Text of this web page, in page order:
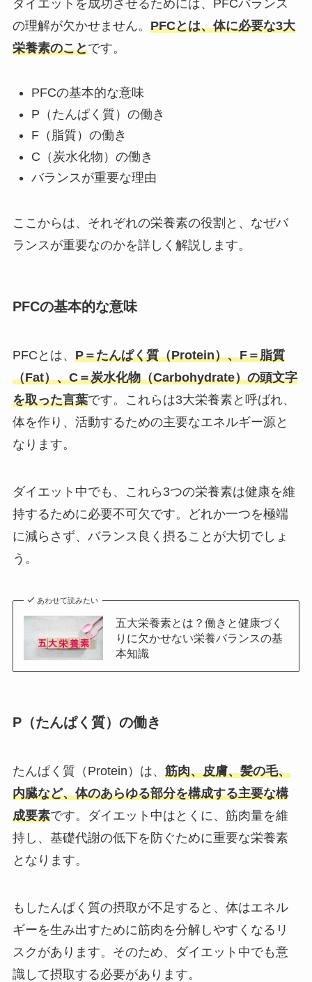
ダイエットを成功させるためには、PFCバランス
の理解が欠かせません。 PFCとは、体に必要な3大
栄養素のことです。
PFCの基本的な意味
P（たんぱく質）の働き
F（脂質）の働き
C（炭水化物）の働き
バランスが重要な理由
ここからは、それぞれの栄養素の役割と、なぜバ
ランスが重要なのかを詳しく解説します。
PFCの基本的な意味
PFCとは、 P＝たんぱく質（Protein）、F＝脂質
（Fat）、C＝炭水化物（Carbohydrate）の頭文字
を取った言葉です。これらは3大栄養素と呼ばれ、
体を作り、活動するための主要なエネルギー源と
なります。
ダイエット中でも、これら3つの栄養素は健康を維
持するために必要不可欠です。どれか一つを極端
に減らさず、バランス良く摂ることが大切でしょ
う。
あわせて読みたい
五大栄養素とは？働きと健康づく
りに欠かせない栄養バランスの基
本知識
P（たんぱく質）の働き
たんぱく質（Protein）は、 筋肉、皮膚、髪の毛、
内臓など、体のあらゆる部分を構成する主要な構
成要素です。ダイエット中はとくに、筋肉量を維
持し、基礎代謝の低下を防ぐために重要な栄養素
となります。
もしたんぱく質の摂取が不足すると、体はエネル
ギーを生み出すために筋肉を分解しやすくなるリ
スクがあります。そのため、ダイエット中でも意
識して摂取する必要があります。